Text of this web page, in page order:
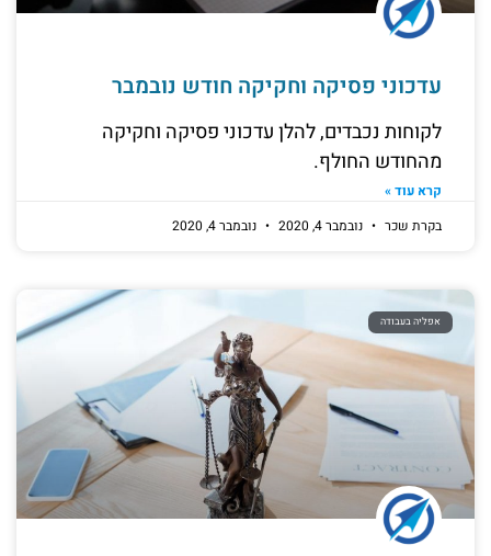
עדכוני פסיקה וחקיקה חודש נובמבר
לקוחות נכבדים, להלן עדכוני פסיקה וחקיקה
מהחודש החולף.
קרא עוד »
בקרת שכר
נובמבר 4, 2020 נובמבר 4, 2020
אפליה בעבודה